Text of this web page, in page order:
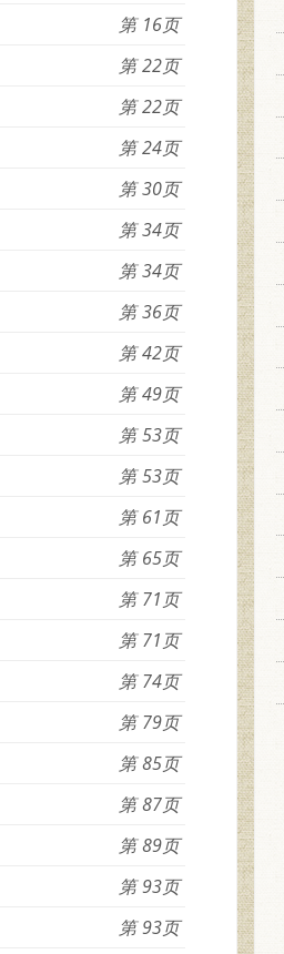
16
22
22
24
30
34
34
36
42
49
53
53
61
65
71
71
74
79
85
87
89
93
93